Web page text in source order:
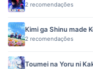
2 recomendações
Kimi ga Shinu made
2 recomendações
Toumei na Yoru ni